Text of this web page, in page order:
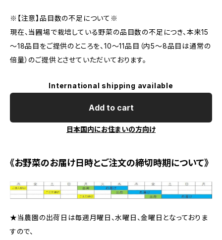
※【注意】品目数の不足について※
現在、当圃場で栽培している野菜の品目数の不足につき、本来15
～18品目をご提供のところを、10〜11品目（内5～8品目は通常の
倍量）のご提供とさせていただいております。
International shipping available
Add to cart
日本国内にお住まいの方向け
《お野菜のお届け日時とご注文の締切時期について》
★当農園の出荷日は毎週月曜日、水曜日、金曜日となっておりま
すので、